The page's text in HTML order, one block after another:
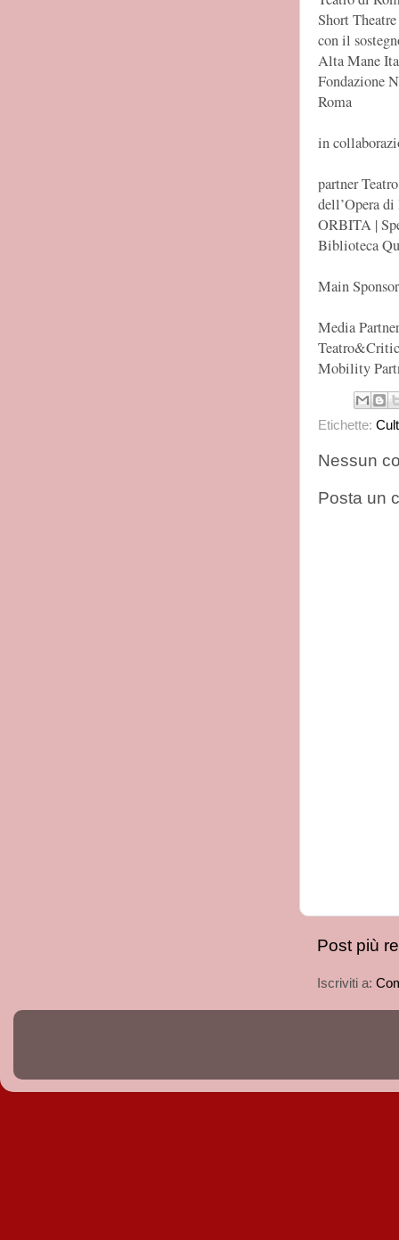
Short
con il
Alta Mane
Fondazione
Roma
in
partner
dell’Opera
ORBITA |
Biblioteca
Main
Media
Mobility
Etichette:
Nessun
Posta un
Post più
Iscriviti a: